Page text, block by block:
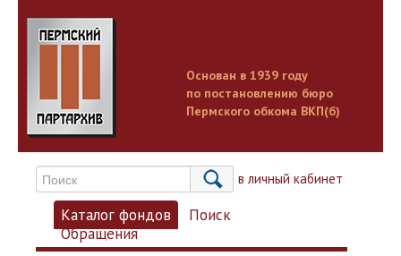
Основан в 1939 году
по постановлению бюро
Пермского обкома ВКП(б)
Вход в личный кабинет
Каталог фондов
Поиск
Обращения